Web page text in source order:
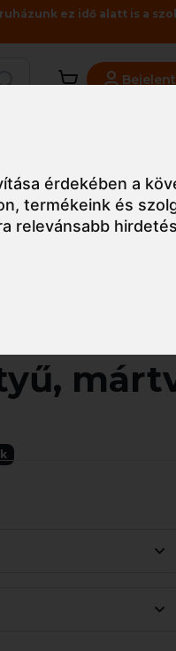
érdekében a
,termékeink és
relevánsabb
ez idő alatt is a